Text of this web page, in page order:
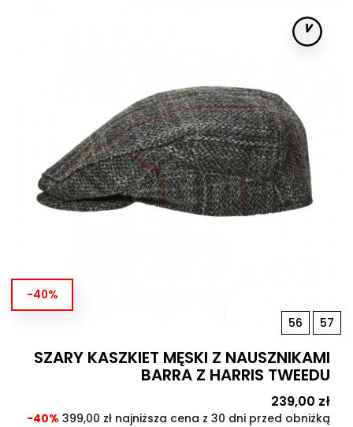
-40%
56 57
SZARY KASZKIET MĘSKI Z NAUSZNIKAMI
BARRA Z HARRIS TWEEDU
Cena
239,00 zł
-40% 399,00 zł najniższa cena z 30 dni przed obniżką